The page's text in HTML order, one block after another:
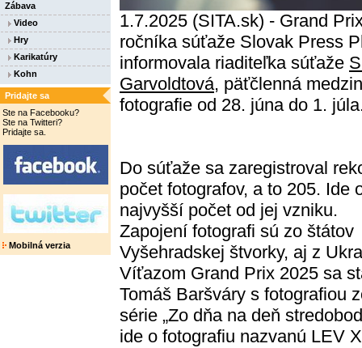
Zábava
Video
Hry
Karikatúry
Kohn
Pridajte sa
Ste na Facebooku?
Ste na Twitteri?
Pridajte sa.
Mobilná verzia
1.7.2025 (SITA.sk) - Grand
ročníka súťaže Slovak Press
informovala riaditeľka súťaže
Garvoldtová, päťčlenná
fotografie od 28. júna do 1.
Do súťaže sa zaregistroval
počet fotografov, a to 205. Ide
najvyšší počet od jej vzniku.
Zapojení fotografi sú zo štátov
Vyšehradskej štvorky, aj z
Víťazom Grand Prix 2025 sa
Tomáš Baršváry s fotografiou
série „Zo dňa na deň
ide o fotografiu nazvanú LEV